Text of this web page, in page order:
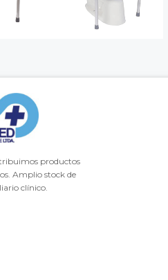
productos
Amplio stock de
clínico.